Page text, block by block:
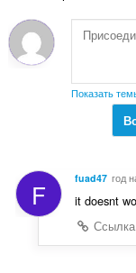
Показать
F fuad47 год
it doesnt
Ссылка